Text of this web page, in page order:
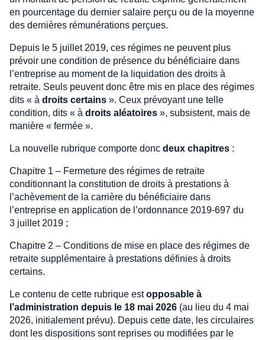
en pourcentage du dernier salaire perçu ou de la moyenne
des dernières rémunérations perçues.
Depuis le 5 juillet 2019, ces régimes ne peuvent plus
prévoir une condition de présence du bénéficiaire dans
l’entreprise au moment de la liquidation des droits à
retraite. Seuls peuvent donc être mis en place des régimes
dits « à droits certains ». Ceux prévoyant une telle
condition, dits « à droits aléatoires », subsistent, mais de
manière « fermée ».
La nouvelle rubrique comporte donc deux chapitres :
Chapitre 1 – Fermeture des régimes de retraite
conditionnant la constitution de droits à prestations à
l’achèvement de la carrière du bénéficiaire dans
l’entreprise en application de l’ordonnance 2019-697 du
3 juillet 2019 ;
Chapitre 2 – Conditions de mise en place des régimes de
retraite supplémentaire à prestations définies à droits
certains.
Le contenu de cette rubrique estopposable à
l’administration depuis le 18 mai 2026 (au lieu du 4 mai
2026, initialement prévu). Depuis cette date, les circulaires
dont les dispositions sont reprises ou modifiées par le